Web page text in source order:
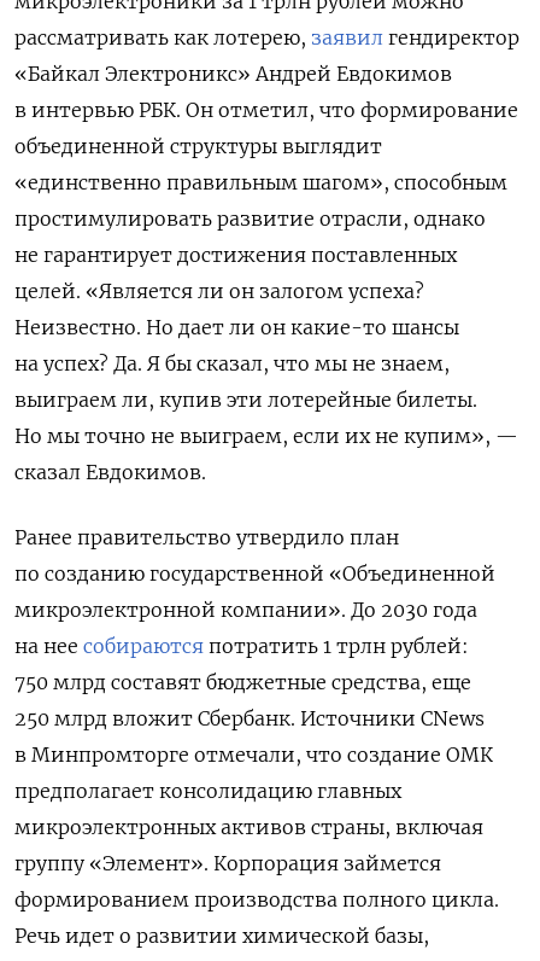
рассматривать как лотерею, заявил гендиректор
«Байкал Электроникс» Андрей Евдокимов
в интервью РБК. Он отметил, что формирование
объединенной структуры выглядит
«единственно правильным шагом», способным
простимулировать развитие отрасли, однако
не гарантирует достижения поставленных
целей. «Является ли он залогом успеха?
Неизвестно. Но дает ли он какие-то шансы
на успех? Да. Я бы сказал, что мы не знаем,
выиграем ли, купив эти лотерейные билеты.
Но мы точно не выиграем, если их не купим», —
сказал Евдокимов.
Ранее правительство утвердило план
по созданию государственной «Объединенной
микроэлектронной компании». До 2030 года
на нее собираются потратить 1 трлн рублей:
750 млрд составят бюджетные средства, еще
250 млрд вложит Сбербанк. Источники CNews
в Минпромторге отмечали, что создание ОМК
предполагает консолидацию главных
микроэлектронных активов страны, включая
группу «Элемент». Корпорация займется
формированием производства полного цикла.
Речь идет о развитии химической базы,